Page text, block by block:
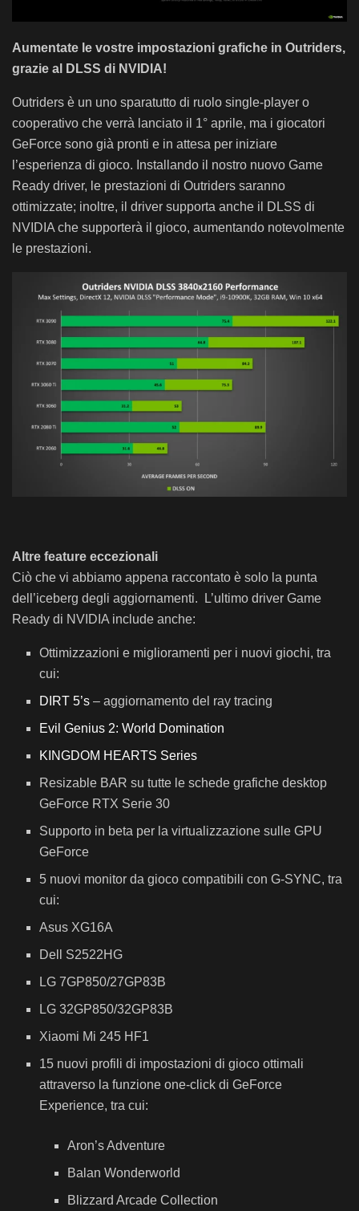
Aumentate le vostre impostazioni grafiche in Outriders,
grazie al DLSS di NVIDIA!
Outriders è un uno sparatutto di ruolo single-player o
cooperativo che verrà lanciato il 1° aprile, ma i giocatori
GeForce sono già pronti e in attesa per iniziare
l’esperienza di gioco. Installando il nostro nuovo Game
Ready driver, le prestazioni di Outriders saranno
ottimizzate; inoltre, il driver supporta anche il DLSS di
NVIDIA che supporterà il gioco, aumentando notevolmente
le prestazioni.
Altre feature eccezionali
Ciò che vi abbiamo appena raccontato è solo la punta
dell’iceberg degli aggiornamenti. L’ultimo driver Game
Ready di NVIDIA include anche:
Ottimizzazioni e miglioramenti per i nuovi giochi, tra
cui:
DIRT 5’s – aggiornamento del ray tracing
Evil Genius 2: World Domination
KINGDOM HEARTS Series
Resizable BAR su tutte le schede grafiche desktop
GeForce RTX Serie 30
Supporto in beta per la virtualizzazione sulle GPU
GeForce
5 nuovi monitor da gioco compatibili con G-SYNC, tra
cui:
Asus XG16A
Dell S2522HG
LG 7GP850/27GP83B
LG 32GP850/32GP83B
Xiaomi Mi 245 HF1
15 nuovi profili di impostazioni di gioco ottimali
attraverso la funzione one-click di GeForce
Experience, tra cui:
Aron’s Adventure
Balan Wonderworld
Blizzard Arcade Collection